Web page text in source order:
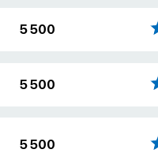
5 500
5 500
5 500